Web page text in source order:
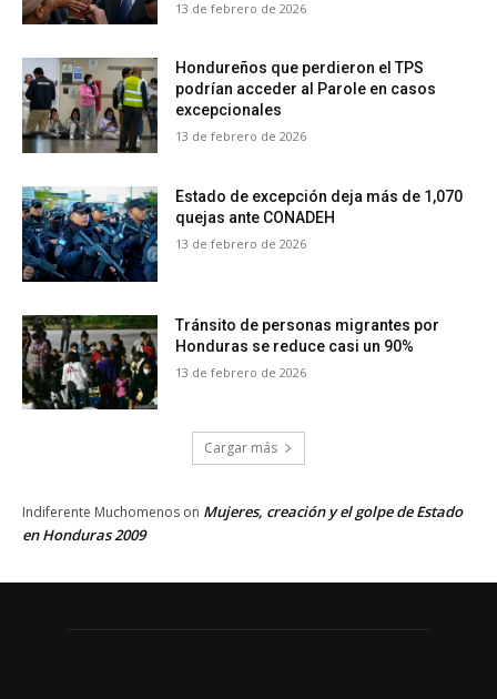
13 de febrero de 2026
Hondureños que perdieron el TPS
podrían acceder al Parole en casos
excepcionales
13 de febrero de 2026
Estado de excepción deja más de 1,070
quejas ante CONADEH
13 de febrero de 2026
Tránsito de personas migrantes por
Honduras se reduce casi un 90%
13 de febrero de 2026
Cargar más
Indiferente Muchomenos on Mujeres, creación y el golpe de Estado
en Honduras 2009